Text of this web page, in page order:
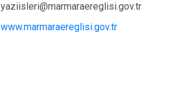
yaziisleri@marmaraereglisi.gov.tr
www.marmaraereglisi.gov.tr